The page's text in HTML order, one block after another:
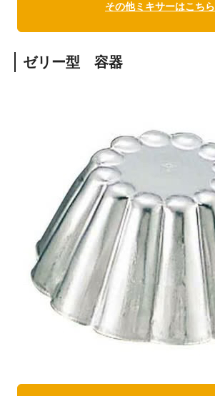
その他ミキサーはこちら
ゼリー型 容器